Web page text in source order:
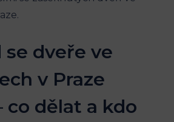
se dveře ve
v Praze
co dělat a kdo